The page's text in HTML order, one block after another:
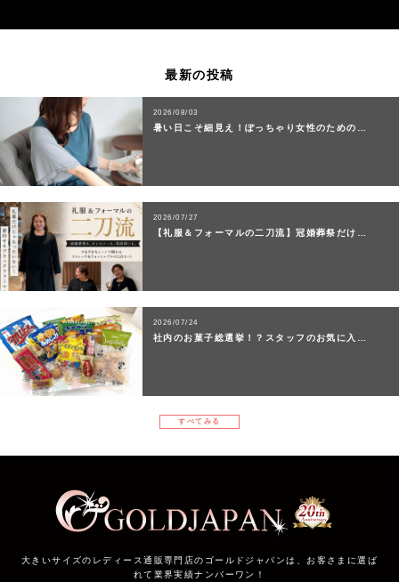
最新の投稿
2026/08/03
暑い日こそ細見え！ぽっちゃり女性のための…
2026/07/27
【礼服＆フォーマルの二刀流】冠婚葬祭だけ…
2026/07/24
社内のお菓子総選挙！？スタッフのお気に入…
すべてみる
大きいサイズのレディース通販専門店のゴールドジャパンは、お客さまに選ば
れて業界実績ナンバーワン！